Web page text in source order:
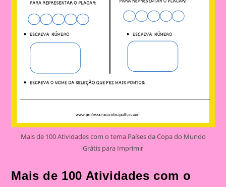
Mais de 100 Atividades com o tema Países da Copa do Mundo
Grátis para Imprimir
Mais de 100 Atividades com o